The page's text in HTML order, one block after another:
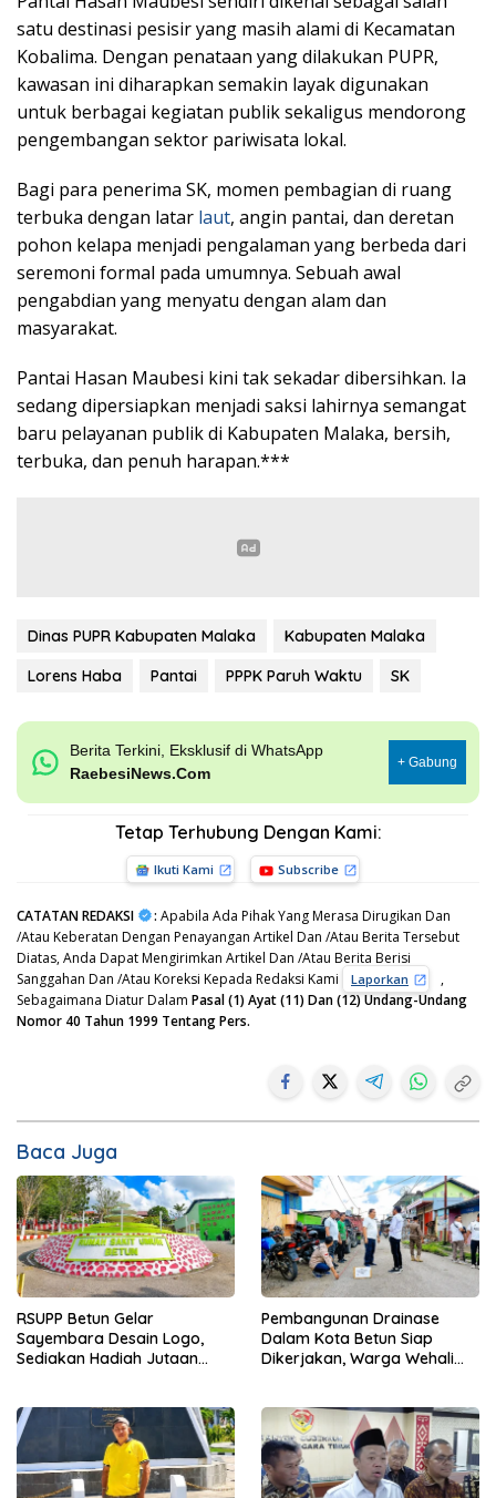
satu destinasi pesisir yang masih alami di Kecamatan
Kobalima. Dengan penataan yang dilakukan PUPR,
kawasan ini diharapkan semakin layak digunakan
untuk berbagai kegiatan publik sekaligus mendorong
pengembangan sektor pariwisata lokal.
Bagi para penerima SK, momen pembagian di ruang
terbuka dengan latar laut, angin pantai, dan deretan
pohon kelapa menjadi pengalaman yang berbeda dari
seremoni formal pada umumnya. Sebuah awal
pengabdian yang menyatu dengan alam dan
masyarakat.
Pantai Hasan Maubesi kini tak sekadar dibersihkan. Ia
sedang dipersiapkan menjadi saksi lahirnya semangat
baru pelayanan publik di Kabupaten Malaka, bersih,
terbuka, dan penuh harapan.***
Dinas PUPR Kabupaten Malaka
Kabupaten Malaka
Lorens Haba
Pantai PPPK Paruh Waktu SK
Berita Terkini, Eksklusif di WhatsApp
RaebesiNews.Com
+ Gabung
Tetap Terhubung Dengan Kami:
Ikuti Kami Subscribe
CATATAN REDAKSI : Apabila Ada Pihak Yang Merasa Dirugikan Dan
/Atau Keberatan Dengan Penayangan Artikel Dan /Atau Berita Tersebut
Diatas, Anda Dapat Mengirimkan Artikel Dan /Atau Berita Berisi
Sanggahan Dan /Atau Koreksi Kepada Redaksi Kami
Laporkan
,
Sebagaimana Diatur Dalam Pasal (1) Ayat (11) Dan (12) Undang-Undang
Nomor 40 Tahun 1999 Tentang Pers.
Baca Juga
RSUPP Betun Gelar
Sayembara Desain Logo,
Sediakan Hadiah Jutaan
Pembangunan Drainase
Dalam Kota Betun Siap
Dikerjakan, Warga Wehali